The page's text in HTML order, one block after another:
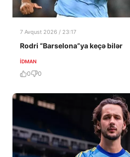
7 Avqust 2026 / 23:17
Rodri “Barselona”ya keçə bilər
İDMAN
0 0